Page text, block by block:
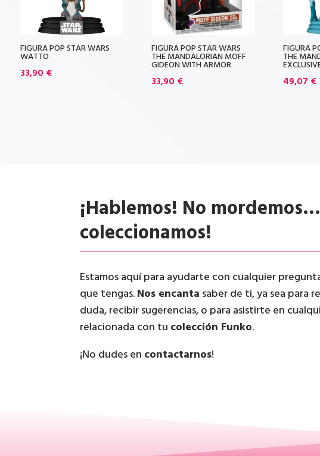
FIGURA POP STAR WARS
WATTO
33,90 €
FIGURA POP STAR WARS
THE MANDALORIAN MOFF
GIDEON WITH ARMOR
33,90 €
FIGURA
THE
49,07 €
¡Hablemos! No
coleccionamos!
Estamos aquí para ayudarte con cualquier
que tengas.Nos encanta saber de ti, ya sea para
duda, recibir sugerencias, o para asistirte en
relacionada con tu colección Funko.
¡No dudes en contactarnos!